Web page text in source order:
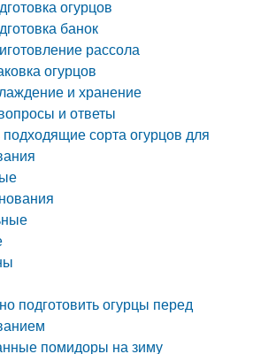
огурцов
банок
рассола
огурцов
и хранение
и ответы
сорта огурцов для
подготовить огурцы перед
помидоры на зиму